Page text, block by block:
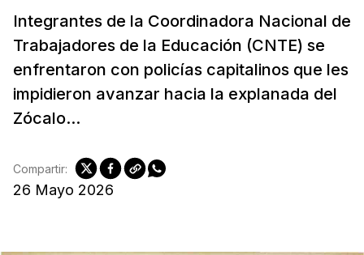
Integrantes de la Coordinadora Nacional de
Trabajadores de la Educación (CNTE) se
enfrentaron con policías capitalinos que les
impidieron avanzar hacia la explanada del
Zócalo...
26 Mayo 2026
Compartir: